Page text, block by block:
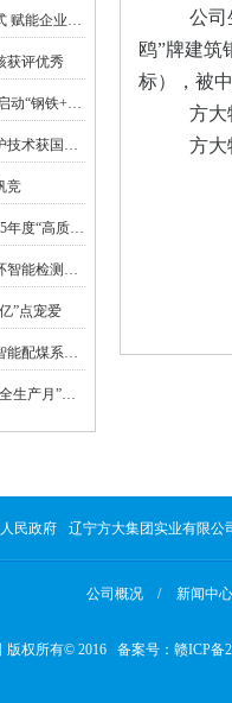
方大达钢：拓展物流模式 赋能企业高质量发展
获评优秀
资产注入在即 方大特钢启动“钢铁+新材料”战略升级
方大特钢波纹补偿器防护技术获国家发明专利
竞
方大九钢获评湖口县2025年度“高质量发展标杆企业”
江西首条钢铁原料全闭环智能检测线落地方大特钢
”点宠爱
方大特钢携手华为打造智能配煤系统 钢铁炼焦工序迈入数智新阶段
方大九钢启动2026年“安全生产月”系列活动
公司
鸥”牌建筑
标），被
方大
方大
民政府 辽宁方大集团实业有限公
公司概况 / 新闻中
版权所有© 2016 备案号： 赣ICP备